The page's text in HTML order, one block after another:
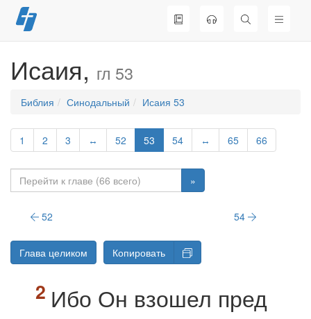
Перейти
к
Исаия, гл 53
Библия Синодальный Исаия 53
1 2 3 ↔ 52 53 54 ↔ 65 66
»
52 54
Глава целиком Копировать
Ибо Он взошел пред